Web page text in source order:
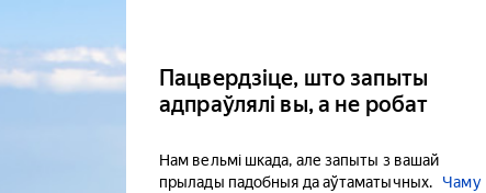
Пацвердзіце, што запыты
адпраўлялі вы, а не робат
Нам вельмі шкада, але запыты з вашай
прылады падобныя да аўтаматычных.
Чаму